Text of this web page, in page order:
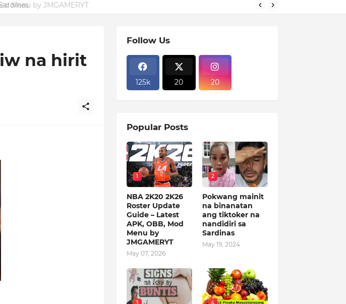
na hirit
Follow Us
125k 20 20
Popular Posts
1
NBA 2K20 2K26
Roster Update
Guide – Latest
APK, OBB, Mod
Menu by
JMGAMERYT
May 07, 2026
2
Pokwang mainit
na binanatan
ang tiktoker na
nandidiri sa
Sardinas
May 19, 2024